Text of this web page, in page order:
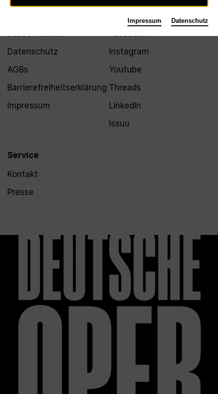
Jobs / Praktika
Datenschutz
AGBs
Barrierefreiheitserklärung
Impressum
Service
Kontakt
Presse
Facebook
Instagram
Youtube
Threads
LinkedIn
Issuu
Impressum Datenschutz